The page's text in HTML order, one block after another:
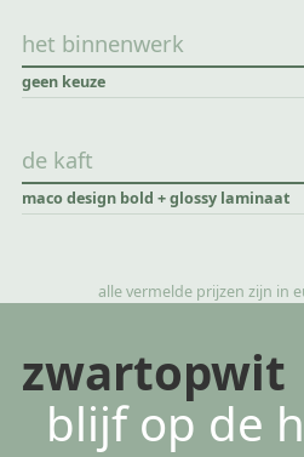
het binnenwerk
geen keuze
de kaft
maco design bold + glossy laminaat
alle vermelde prijzen zijn in
zwartopwit
blijf op de